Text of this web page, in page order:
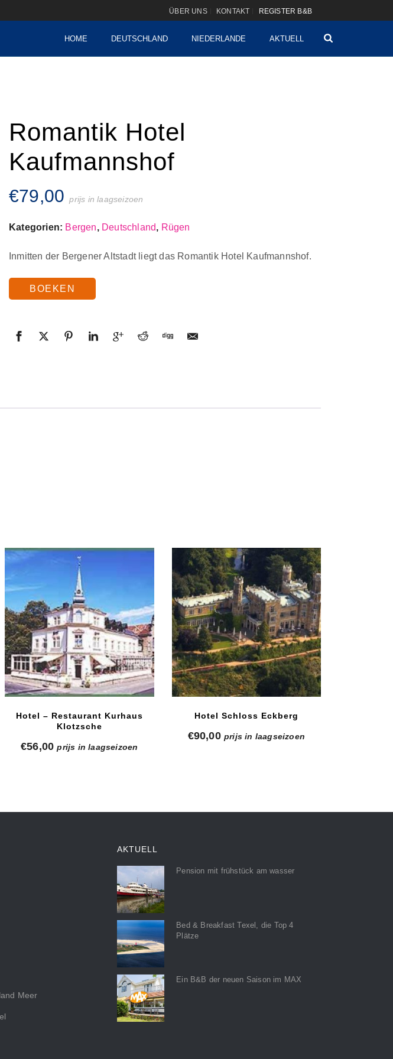
ÜBER UNS KONTAKT REGISTER B&B
HOME DEUTSCHLAND NIEDERLANDE AKTUELL
Romantik Hotel
Kaufmannshof
€79,00 prijs in laagseizoen
Kategorien: Bergen, Deutschland, Rügen
Inmitten der Bergener Altstadt liegt das Romantik Hotel Kaufmannshof.
BOEKEN
Hotel – Restaurant Kurhaus
Klotzsche
€56,00 prijs in laagseizoen
Hotel Schloss Eckberg
€90,00 prijs in laagseizoen
Meer
AKTUELL
Pension mit frühstück am wasser
Bed & Breakfast Texel, die Top 4
Plätze
Ein B&B der neuen Saison im MAX